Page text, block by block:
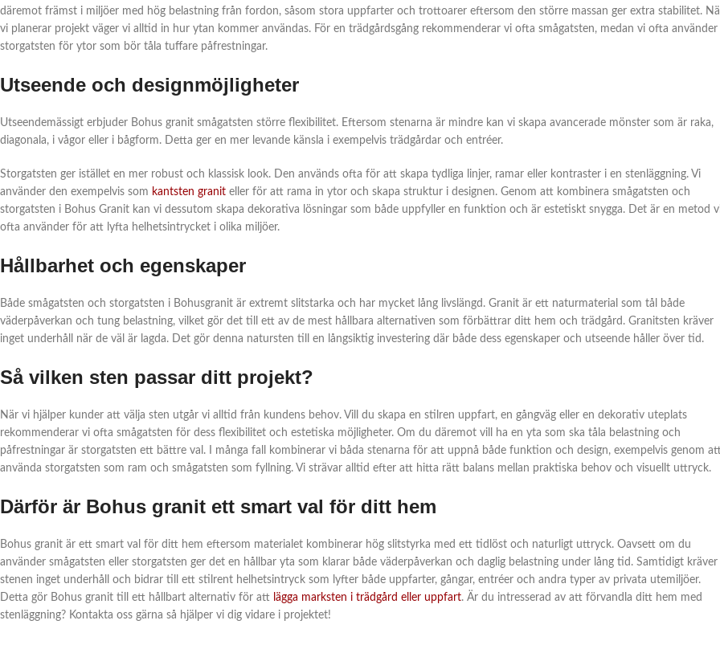
däremot främst i miljöer med hög belastning från fordon, såsom stora uppfarter och trottoarer eftersom den större massan ger extra stabilitet.
vi planerar projekt väger vi alltid in hur ytan kommer användas. För en trädgårdsgång rekommenderar vi ofta smågatsten, medan vi ofta använder
storgatsten för ytor som bör tåla tuffare påfrestningar.
Utseende och designmöjligheter
Utseendemässigt erbjuder Bohus granit smågatsten större flexibilitet. Eftersom stenarna är mindre kan vi skapa avancerade mönster som är raka,
diagonala, i vågor eller i bågform. Detta ger en mer levande känsla i exempelvis trädgårdar och entréer.
Storgatsten ger istället en mer robust och klassisk look. Den används ofta för att skapa tydliga linjer, ramar eller kontraster i en stenläggning. Vi
använder den exempelvis som kantsten granit eller för att rama in ytor och skapa struktur i designen. Genom att kombinera smågatsten och
storgatsten i Bohus Granit kan vi dessutom skapa dekorativa lösningar som både uppfyller en funktion och är estetiskt snygga. Det är en metod
ofta använder för att lyfta helhetsintrycket i olika miljöer.
Hållbarhet och egenskaper
Både smågatsten och storgatsten i Bohusgranit är extremt slitstarka och har mycket lång livslängd. Granit är ett naturmaterial som tål både
väderpåverkan och tung belastning, vilket gör det till ett av de mest hållbara alternativen som förbättrar ditt hem och trädgård. Granitsten kräver
inget underhåll när de väl är lagda. Det gör denna natursten till en långsiktig investering där både dess egenskaper och utseende håller över tid.
Så vilken sten passar ditt projekt?
När vi hjälper kunder att välja sten utgår vi alltid från kundens behov. Vill du skapa en stilren uppfart, en gångväg eller en dekorativ uteplats
rekommenderar vi ofta smågatsten för dess flexibilitet och estetiska möjligheter. Om du däremot vill ha en yta som ska tåla belastning och
påfrestningar är storgatsten ett bättre val. I många fall kombinerar vi båda stenarna för att uppnå både funktion och design, exempelvis genom
använda storgatsten som ram och smågatsten som fyllning. Vi strävar alltid efter att hitta rätt balans mellan praktiska behov och visuellt uttryck.
Därför är Bohus granit ett smart val för ditt hem
Bohus granit är ett smart val för ditt hem eftersom materialet kombinerar hög slitstyrka med ett tidlöst och naturligt uttryck. Oavsett om du
använder smågatsten eller storgatsten ger det en hållbar yta som klarar både väderpåverkan och daglig belastning under lång tid. Samtidigt kräver
stenen inget underhåll och bidrar till ett stilrent helhetsintryck som lyfter både uppfarter, gångar, entréer och andra typer av privata utemiljöer.
Detta gör Bohus granit till ett hållbart alternativ för att lägga marksten i trädgård eller uppfart. Är du intresserad av att förvandla ditt hem med
stenläggning? Kontakta oss gärna så hjälper vi dig vidare i projektet!